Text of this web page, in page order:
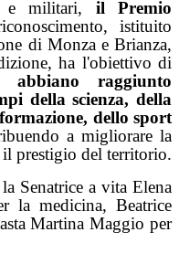
e militari, il Premio
istituito
di Monza e Brianza,
ha l'obiettivo di
raggiunto
della scienza, della
dello sport
a migliorare la
prestigio del territorio.
Senatrice a vita Elena
la medicina, Beatrice
Martina Maggio per